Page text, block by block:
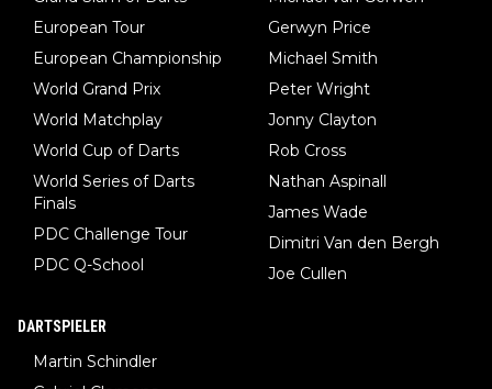
European Tour
European Championship
World Grand Prix
World Matchplay
World Cup of Darts
World Series of Darts
Finals
PDC Challenge Tour
PDC Q-School
Gerwyn Price
Michael Smith
Peter Wright
Jonny Clayton
Rob Cross
Nathan Aspinall
James Wade
Dimitri Van den Bergh
Joe Cullen
DARTSPIELER
Martin Schindler